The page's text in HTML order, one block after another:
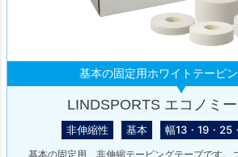
基本の固定用ホワイトテーピ
LINDSPORTS エコノミ
非伸縮性 基本 幅13・19・25
基本の固定用、非伸縮テーピングテープです。